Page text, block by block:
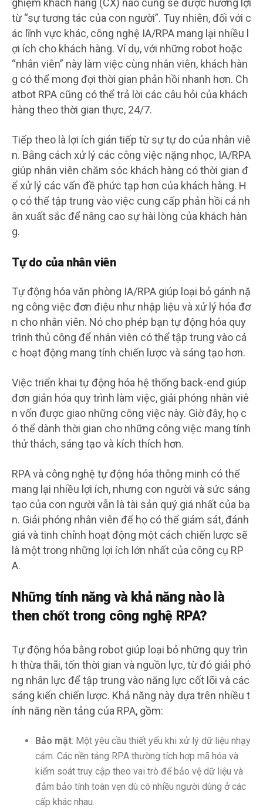
ghiệm khách hàng (CX) nào cũng sẽ được hưởng lợi
từ “sự tương tác của con người”. Tuy nhiên, đối với c
ác lĩnh vực khác, công nghệ IA/RPA mang lại nhiều l
ợi ích cho khách hàng. Ví dụ, với những robot hoặc
“nhân viên” này làm việc cùng nhân viên, khách hàn
g có thể mong đợi thời gian phản hồi nhanh hơn. Ch
atbot RPA cũng có thể trả lời các câu hỏi của khách
hàng theo thời gian thực, 24/7.
Tiếp theo là lợi ích gián tiếp từ sự tự do của nhân viê
n. Bằng cách xử lý các công việc nặng nhọc, IA/RPA
giúp nhân viên chăm sóc khách hàng có thời gian đ
ể xử lý các vấn đề phức tạp hơn của khách hàng. H
ọ có thể tập trung vào việc cung cấp phản hồi cá nh
ân xuất sắc để nâng cao sự hài lòng của khách hàn
g.
Tự do của nhân viên
Tự động hóa văn phòng IA/RPA giúp loại bỏ gánh nặ
ng công việc đơn điệu như nhập liệu và xử lý hóa đơ
n cho nhân viên. Nó cho phép bạn tự động hóa quy
trình thủ công để nhân viên có thể tập trung vào cá
c hoạt động mang tính chiến lược và sáng tạo hơn.
Việc triển khai tự động hóa hệ thống back-end giúp
đơn giản hóa quy trình làm việc, giải phóng nhân viê
n vốn được giao những công việc này. Giờ đây, họ c
ó thể dành thời gian cho những công việc mang tính
thử thách, sáng tạo và kích thích hơn.
RPA và công nghệ tự động hóa thông minh có thể
mang lại nhiều lợi ích, nhưng con người và sức sáng
tạo của con người vẫn là tài sản quý giá nhất của bạ
n. Giải phóng nhân viên để họ có thể giám sát, đánh
giá và tinh chỉnh hoạt động một cách chiến lược sẽ
là một trong những lợi ích lớn nhất của công cụ RP
A.
Những tính năng và khả năng nào là
then chốt trong công nghệ RPA?
Tự động hóa bằng robot giúp loại bỏ những quy trìn
h thừa thãi, tốn thời gian và nguồn lực, từ đó giải phó
ng nhân lực để tập trung vào năng lực cốt lõi và các
sáng kiến chiến lược. Khả năng này dựa trên nhiều t
ính năng nền tảng của RPA, gồm:
Bảo mật: Một yêu cầu thiết yếu khi xử lý dữ liệu nhạy
cảm. Các nền tảng RPA thường tích hợp mã hóa và
kiểm soát truy cập theo vai trò để bảo vệ dữ liệu và
đảm bảo tính toàn vẹn dù có nhiều người dùng ở các
cấp khác nhau.